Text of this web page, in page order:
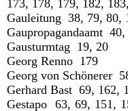
173, 178, 179, 182,
Gauleitung 38, 79, 80,
Gaupropagandaamt
Gausturmtag 19, 20
Georg Renno 179
Georg von Schönerer
Gerhard Bast 69, 162,
Gestapo 63, 69, 151,